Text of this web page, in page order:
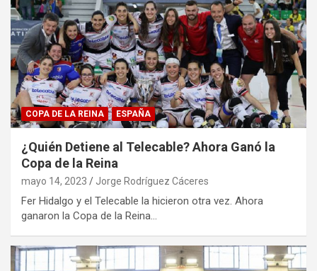
COPA DE LA REINA ESPAÑA
¿Quién Detiene al Telecable? Ahora Ganó la
Copa de la Reina
mayo 14, 2023 Jorge Rodríguez Cáceres
Fer Hidalgo y el Telecable la hicieron otra vez. Ahora
ganaron la Copa de la Reina…